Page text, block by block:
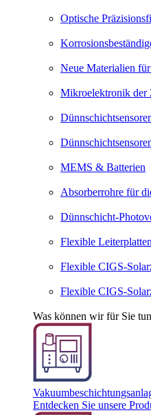
Optische
Neue Materialien
Mikro­elek­tronik der
MEMS & Batterien
Absor­ber­rohre für
Dünnschicht-
Flexible Leiter­platten
Flexible CIGS-
Flexible CIGS-
Was können wir für Sie
Entdecken Sie unsere